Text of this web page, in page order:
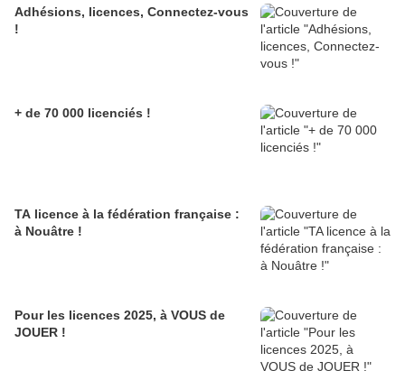
Adhésions, licences, Connectez-vous
!
+ de 70 000 licenciés !
TA licence à la fédération française :
à Nouâtre !
Pour les licences 2025, à VOUS de
JOUER !